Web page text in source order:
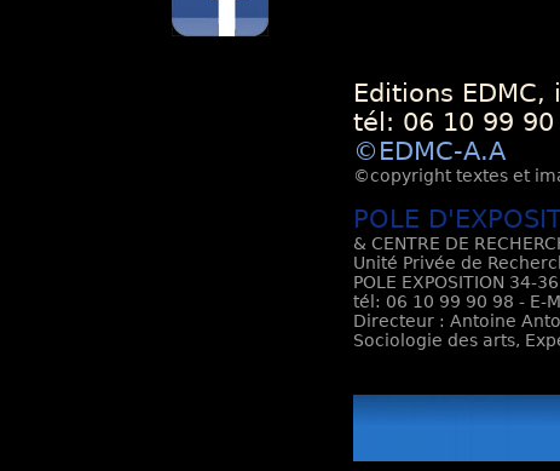
Editions
tél: 06 10 99 90
©EDMC-A.A
©copyright textes et
POLE
& CENTRE DE
Unité Privée de
POLE EXPOSITION 34-
tél: 06 10 99 90 98 - E-
Directeur : Antoine
Sociologie des arts,